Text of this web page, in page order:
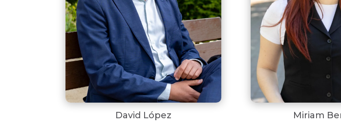
David López Miriam